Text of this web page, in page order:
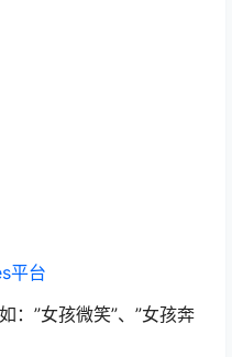
平台
：”女孩微笑”、”女孩奔